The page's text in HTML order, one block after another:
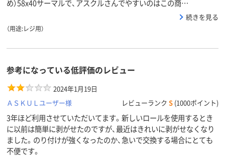
め）58x40サーマルで、アスクルさんでやすいのはこの商…
続きを見る
（用途:レジ用）
参考になっている低評価のレビュー
2024年1月19日
ＡＳＫＵＬユーザー様
レビューランク S (1000ポイント)
3年ほど利用させていただいてます。新しいロールを使用するとき
に以前は簡単に剥がせたのですが、最近はきれいに剥がせなくなり
ました。のり付けが強くなったのか、急いで交換する場合にとても
不便です。